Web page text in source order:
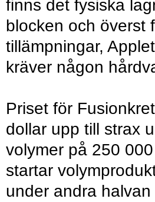
finns det fysiska
blocken och överst
tillämpningar,
kräver någon
Priset för
dollar upp till strax
volymer på 250
startar
under andra halvan